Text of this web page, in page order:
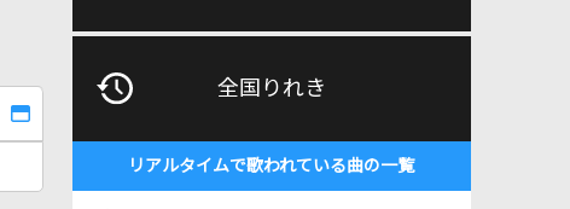
全国りれき
リアルタイムで歌われている曲の一覧